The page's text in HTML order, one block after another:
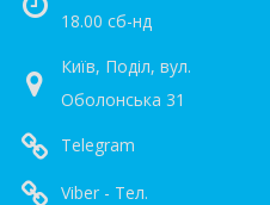
18.00 сб-нд
Київ, Поділ, вул.
Оболонська 31
Telegram
Viber - Тел.